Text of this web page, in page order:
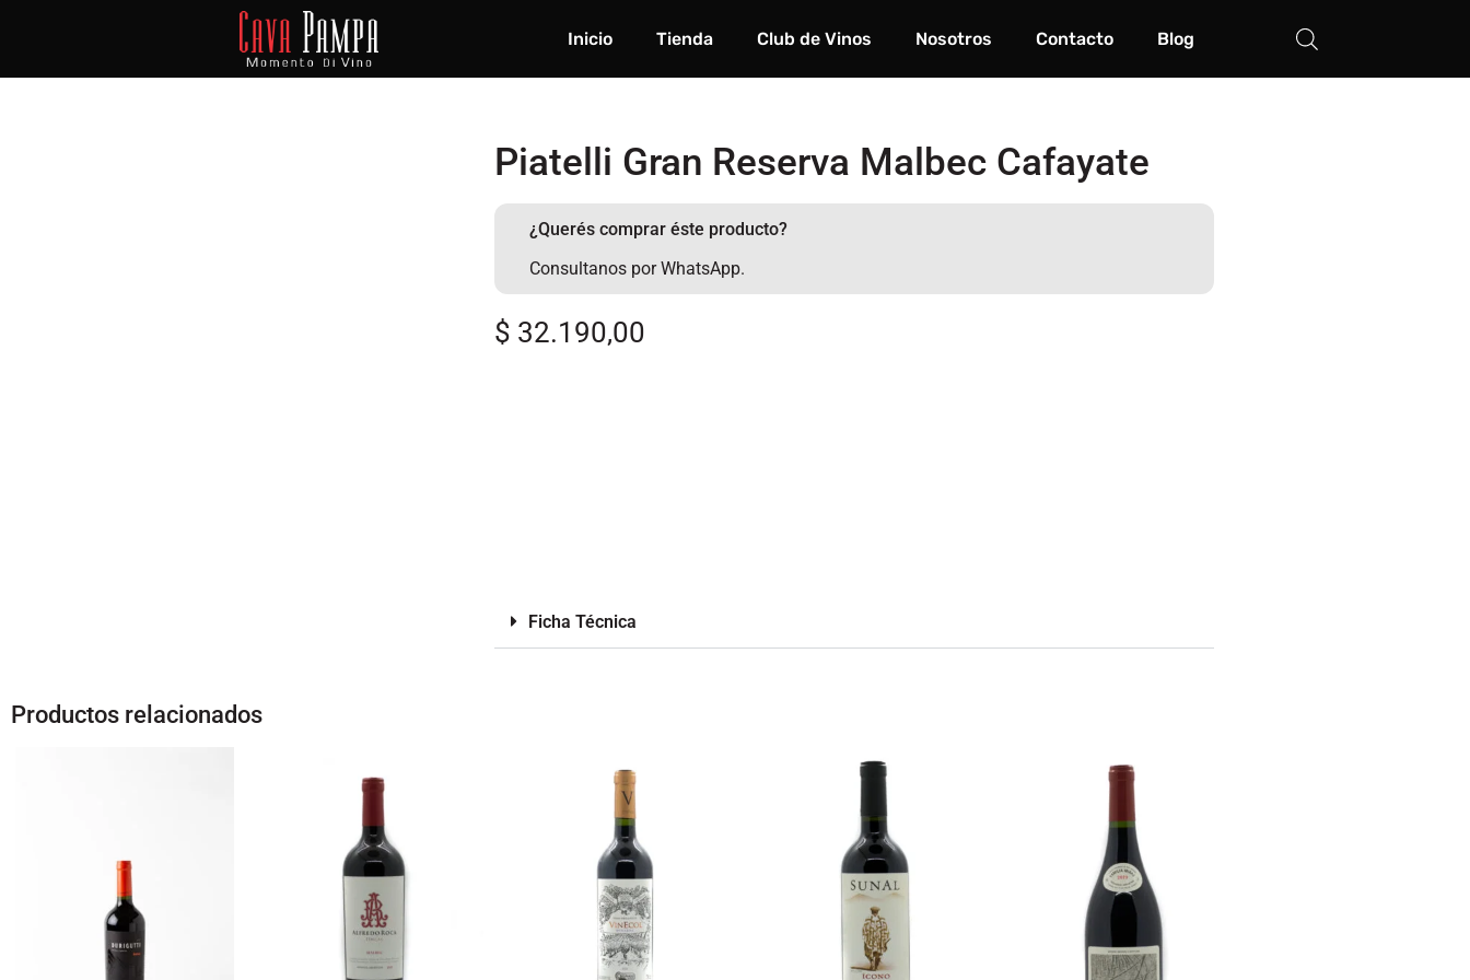
Inicio Tienda Club de Vinos Nosotros Contacto Blog
Piatelli Gran Reserva Malbec Cafayate
¿Querés comprar éste producto?
Consultanos por WhatsApp.
$ 32.190,00
Ficha Técnica
Productos relacionados